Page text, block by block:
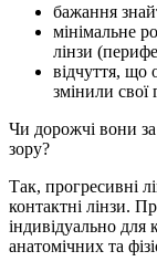
бажання
мінімальне
лінзи
відчуття, що
змінили свої
Чи дорожчі вони за
зору?
Так, прогресивні
контактні лінзи.
індивідуально для
анатомічних та